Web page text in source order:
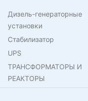
Дизель-генераторные
установки
Стабилизатор
UPS
ТРАНСФОРМАТОРЫ И
РЕАКТОРЫ